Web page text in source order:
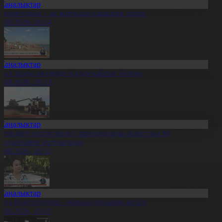
– ақ жартасқа қашалған тарих
20:14
тұзды көлдерде 6 адам қайтыс болған
20:13
солтүстіктегі тұрғындарды облыстың 90
құттықтады
20:11
Конституция – жарқын болашақ кепілі
20:11